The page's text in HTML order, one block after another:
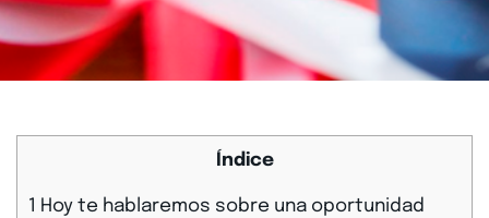
Índice
1 Hoy te hablaremos sobre una oportunidad